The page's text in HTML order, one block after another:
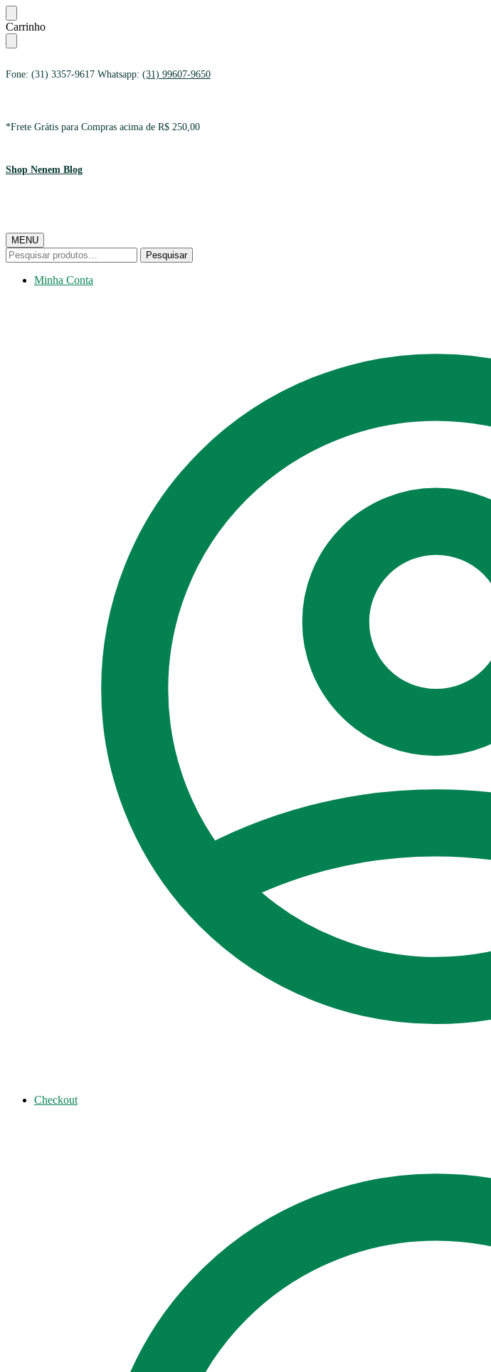
Ir
para
a
Ir
para
o
Carrinho
Fone: (31) 3357-9617 Whatsapp: (31) 99607-9650
*Frete Grátis para Compras acima de R$ 250,00
Shop Nenem Blog
MENU
Pesquisar
por:
Pesquisar
Minha Conta
Checkout